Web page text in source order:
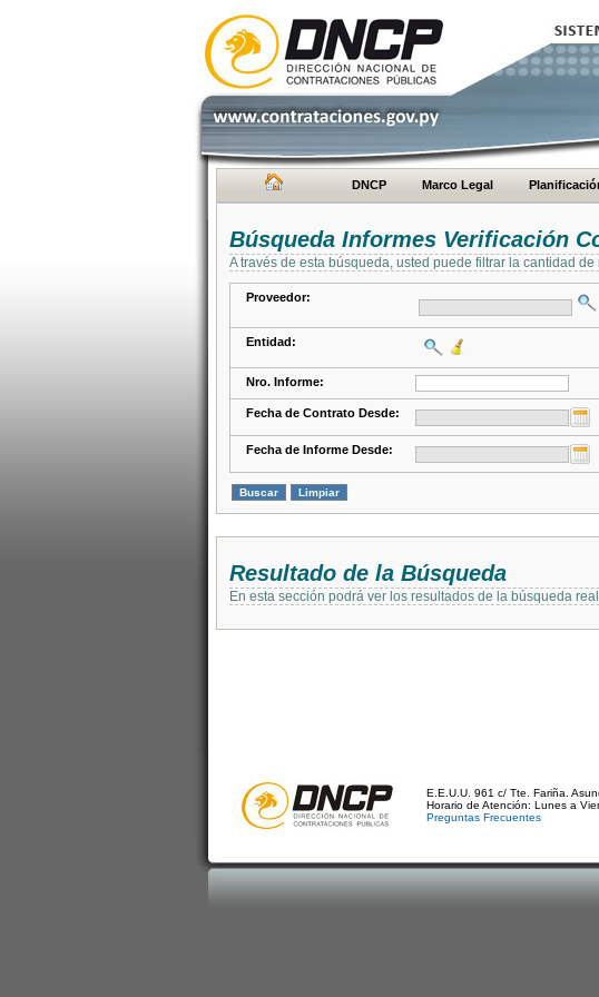
DNCP Marco Legal
Búsqueda Informes Verificación
A través de esta búsqueda, usted puede filtrar la cantidad
Proveedor:
Entidad:
Nro. Informe:
Fecha de Contrato Desde:
Fecha de Informe Desde:
Resultado de la Búsqueda
En esta sección podrá ver los resultados de la búsqueda
E.E.U.U. 961 c/ Tte. Fariña.
Horario de Atención: Lunes a
Preguntas Frecuentes